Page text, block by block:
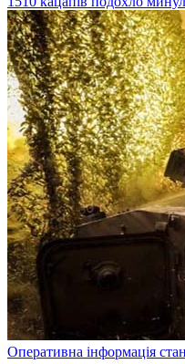
​Оперативна інформація